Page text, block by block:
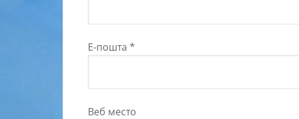
Е-пошта *
Веб место